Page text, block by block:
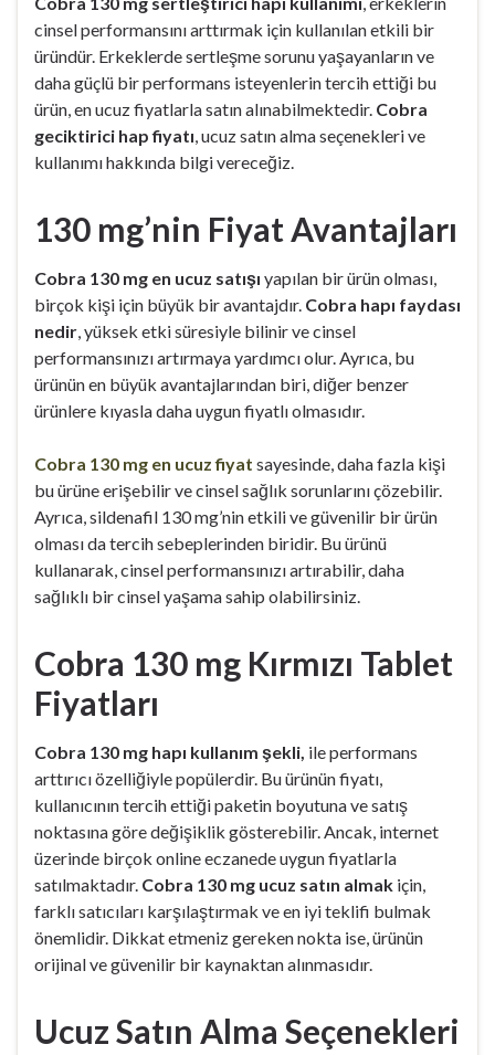
cinsel performansını arttırmak için kullanılan etkili bir
üründür. Erkeklerde sertleşme sorunu yaşayanların ve
daha güçlü bir performans isteyenlerin tercih ettiği bu
ürün, en ucuz fiyatlarla satın alınabilmektedir. Cobra
geciktirici hap fiyatı , ucuz satın alma seçenekleri ve
kullanımı hakkında bilgi vereceğiz.
130 mg’nin Fiyat Avantajları
Cobra 130 mg en ucuz satışı yapılan bir ürün olması,
birçok kişi için büyük bir avantajdır. Cobra hapı faydası
nedir , yüksek etki süresiyle bilinir ve cinsel
performansınızı artırmaya yardımcı olur. Ayrıca, bu
ürünün en büyük avantajlarından biri, diğer benzer
ürünlere kıyasla daha uygun fiyatlı olmasıdır.
Cobra 130 mg en ucuz fiyat sayesinde, daha fazla kişi
bu ürüne erişebilir ve cinsel sağlık sorunlarını çözebilir.
Ayrıca, sildenafil 130 mg’nin etkili ve güvenilir bir ürün
olması da tercih sebeplerinden biridir. Bu ürünü
kullanarak, cinsel performansınızı artırabilir, daha
sağlıklı bir cinsel yaşama sahip olabilirsiniz.
Cobra 130 mg Kırmızı Tablet
Fiyatları
Cobra 130 mg hapı kullanım şekli, ile performans
arttırıcı özelliğiyle popülerdir. Bu ürünün fiyatı,
kullanıcının tercih ettiği paketin boyutuna ve satış
noktasına göre değişiklik gösterebilir. Ancak, internet
üzerinde birçok online eczanede uygun fiyatlarla
satılmaktadır. Cobra 130 mg ucuz satın almak için,
farklı satıcıları karşılaştırmak ve en iyi teklifi bulmak
önemlidir. Dikkat etmeniz gereken nokta ise, ürünün
orijinal ve güvenilir bir kaynaktan alınmasıdır.
Ucuz Satın Alma Seçenekleri